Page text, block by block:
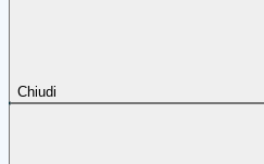
Chiudi